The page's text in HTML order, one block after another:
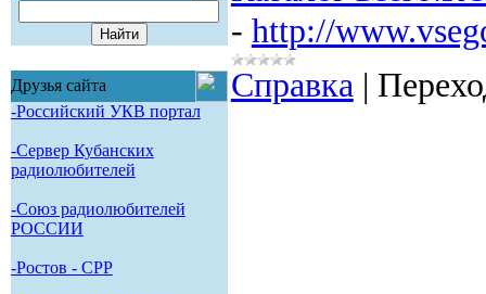
Друзья сайта
-Российский УКВ портал
-Сервер Кубанских
радиолюбителей
-Союз радиолюбителей
РОССИИ
-Pостов - CPP
- http://
Справка|